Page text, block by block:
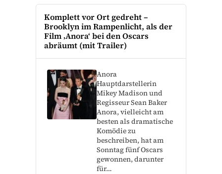
Komplett vor Ort gedreht –
Brooklyn im Rampenlicht, als der
Film ‚Anora‘ bei den Oscars
abräumt (mit Trailer)
Anora
Hauptdarstellerin
Mikey Madison und
Regisseur Sean Baker
Anora, vielleicht am
besten als dramatische
Komödie zu
beschreiben, hat am
Sonntag fünf Oscars
gewonnen, darunter
für…